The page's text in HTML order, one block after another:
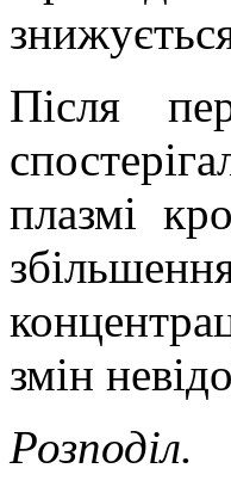
Після
плазмі
змін
Розподіл.